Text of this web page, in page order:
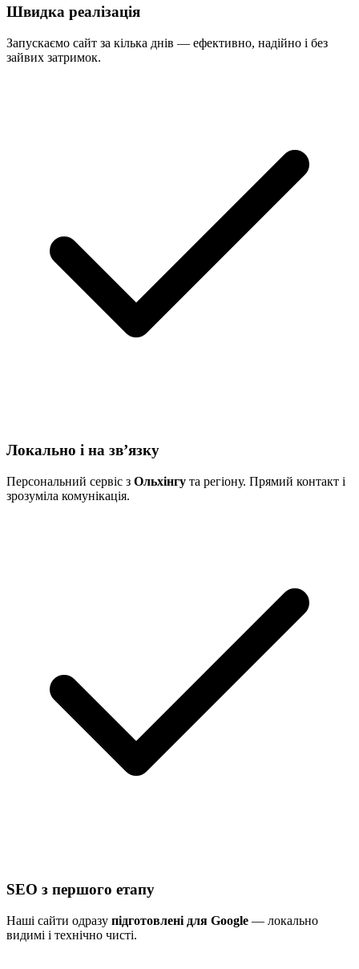
Швидка реалізація
Запускаємо сайт за кілька днів — ефективно, надійно і без
зайвих затримок.
Локально і на звʼязку
Персональний сервіс з Ольхінгу та регіону. Прямий контакт і
зрозуміла комунікація.
SEO з першого етапу
Наші сайти одразу підготовлені для Google — локально
видимі і технічно чисті.